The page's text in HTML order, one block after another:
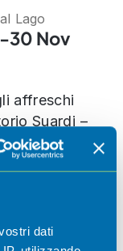
dati
Lago
30 Nov
affreschi
Suardi –
2026